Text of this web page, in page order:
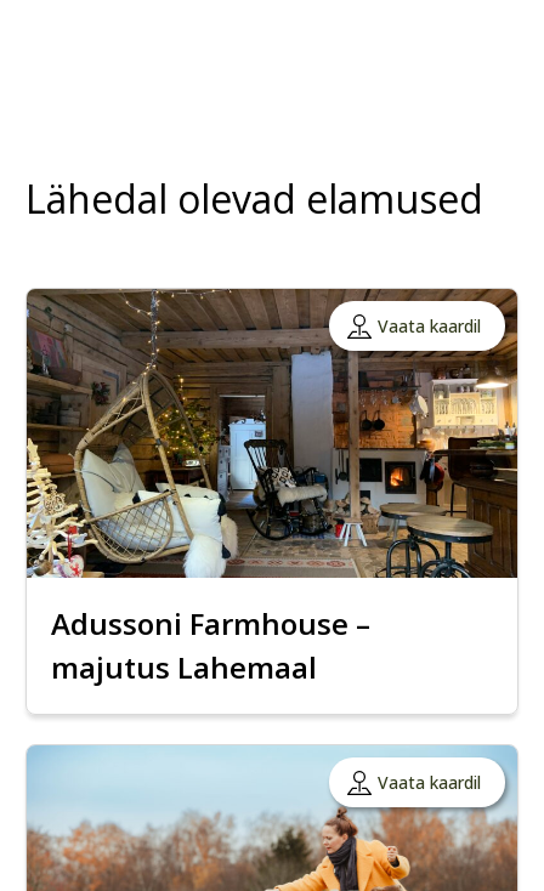
Lähedal olevad elamused
Vaata kaardil
Adussoni Farmhouse –
majutus Lahemaal
Vaata kaardil